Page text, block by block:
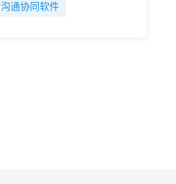
沟通协同软件